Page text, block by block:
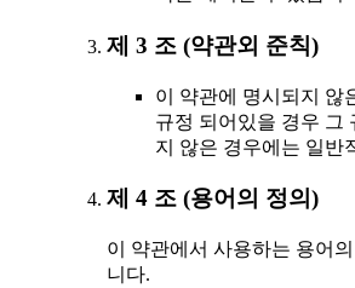
제 3 조 (약관외 준칙)
이 약관에 명시되지 않
규정 되어있을 경우 그
지 않은 경우에는 일반
제 4 조 (용어의 정의)
이 약관에서 사용하는 용어
니다.